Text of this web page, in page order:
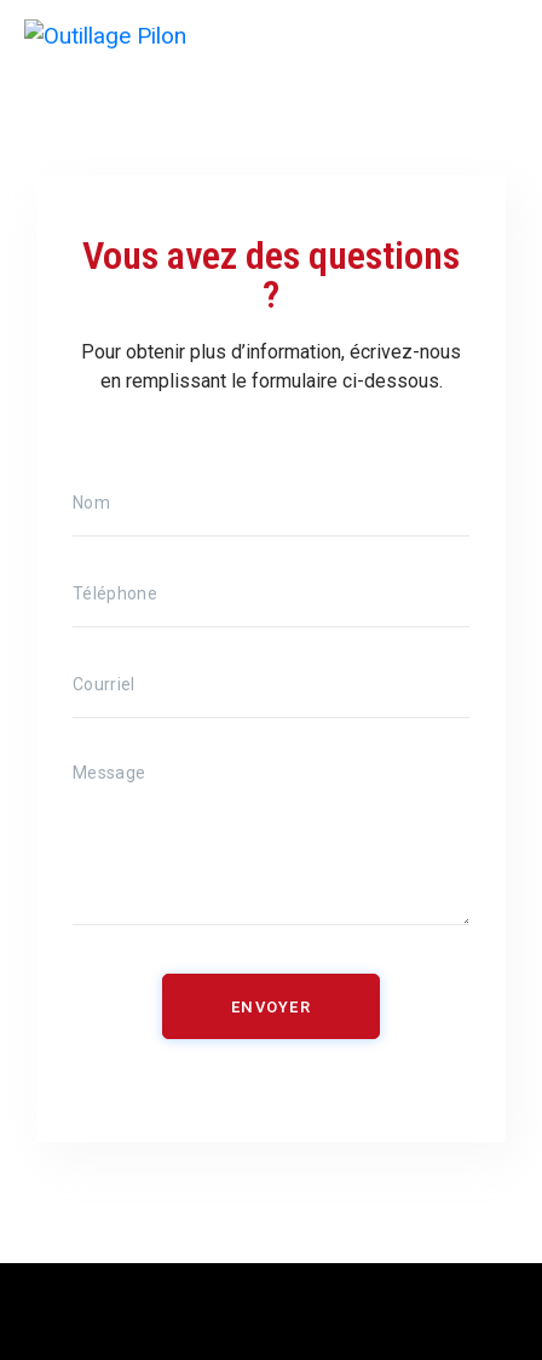
Vous avez des questions
?
Pour obtenir plus d’information, écrivez-nous
en remplissant le formulaire ci-dessous.
ENVOYER